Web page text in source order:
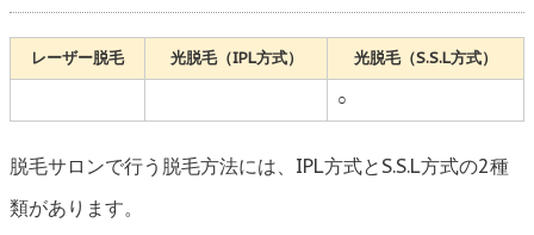
レーザー脱毛 光脱毛（IPL方式） 光脱毛（S.S.L方式）
○
脱毛サロンで行う脱毛方法には、IPL方式とS.S.L方式の2種
類があります。